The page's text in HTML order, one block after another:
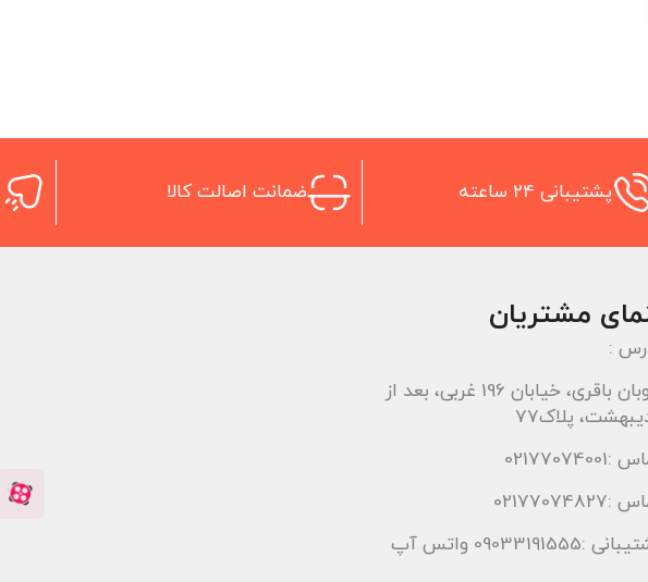
پشتیبانی 24 ساعته ضمانت اصالت کالا
مشتریان
:
اتوبان باقری، خیابان 196 غربی، بعد از
پلاک77
:09033191555 واتس آپ